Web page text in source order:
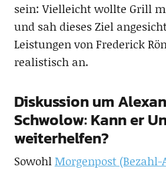
sein: Vielleicht wollte Grill
und sah dieses Ziel
Leistungen von Frederick
realistisch an.
Diskussion um
Schwolow: Kann er
weiterhelfen?
SowohlMorgenpost